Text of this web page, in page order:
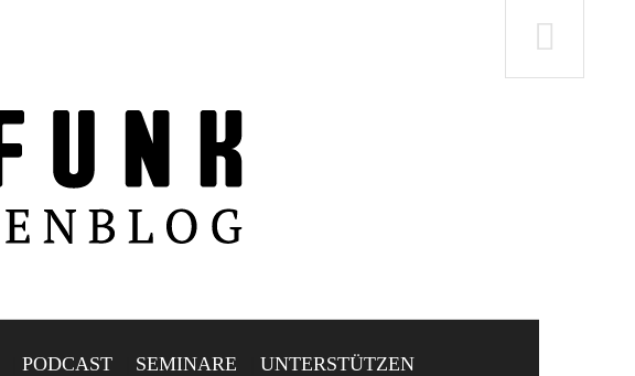
PODCAST SEMINARE UNTERSTÜTZEN